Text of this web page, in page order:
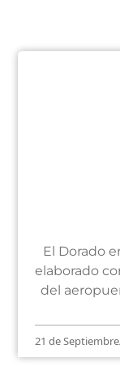
El Dorado
elaborado
del
21 de